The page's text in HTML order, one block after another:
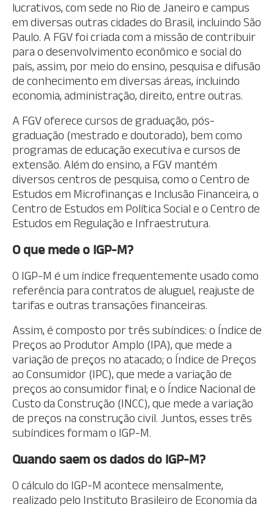
lucrativos, com sede no Rio de Janeiro e campus
em diversas outras cidades do Brasil, incluindo São
Paulo. A FGV foi criada com a missão de contribuir
para o desenvolvimento econômico e social do
país, assim, por meio do ensino, pesquisa e difusão
de conhecimento em diversas áreas, incluindo
economia, administração, direito, entre outras.
A FGV oferece cursos de graduação, pós-
graduação (mestrado e doutorado), bem como
programas de educação executiva e cursos de
extensão. Além do ensino, a FGV mantém
diversos centros de pesquisa, como o Centro de
Estudos em Microfinanças e Inclusão Financeira, o
Centro de Estudos em Política Social e o Centro de
Estudos em Regulação e Infraestrutura.
O que mede o IGP-M?
O IGP-M é um índice frequentemente usado como
referência para contratos de aluguel, reajuste de
tarifas e outras transações financeiras.
Assim, é composto por três subíndices: o Índice de
Preços ao Produtor Amplo (IPA), que mede a
variação de preços no atacado; o Índice de Preços
ao Consumidor (IPC), que mede a variação de
preços ao consumidor final; e o Índice Nacional de
Custo da Construção (INCC), que mede a variação
de preços na construção civil. Juntos, esses três
subíndices formam o IGP-M.
Quando saem os dados do IGP-M?
O cálculo do IGP-M acontece mensalmente,
realizado pelo Instituto Brasileiro de Economia da